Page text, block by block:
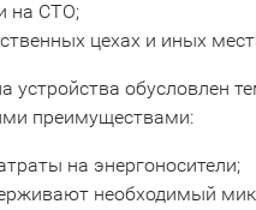
на СТО;
цехах и иных
устройства обусловлен
преимуществами:
на энергоносители;
необходимый